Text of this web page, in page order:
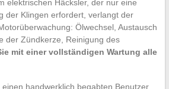
elektrischen Häcksler, der nur eine
der Klingen erfordert, verlangt der
Ölwechsel, Austausch
der Zündkerze, Reinigung des
mit einer vollständigen Wartung alle
handwerklich begabten Benutzer